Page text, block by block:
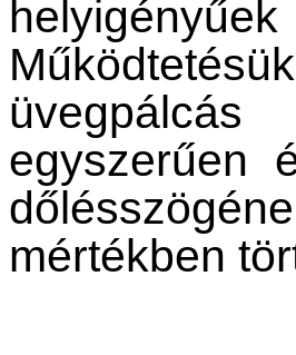
egyszerűen
mértékben